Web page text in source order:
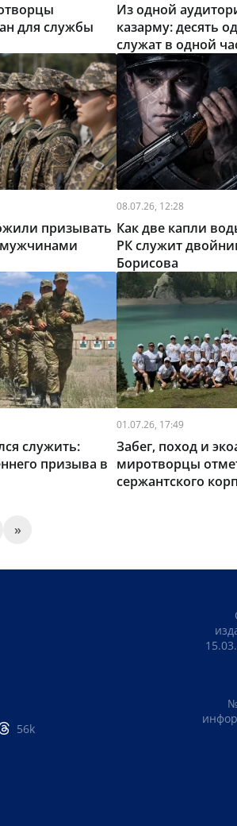
для службы
Из одной
казарму: десять
служат в одной
призывать
08.07.26, 12:28
Как две капли
РК служит
Борисова
служить:
призыва в
01.07.26, 17:49
Забег, поход и
миротворцы
сержантского
»
56k